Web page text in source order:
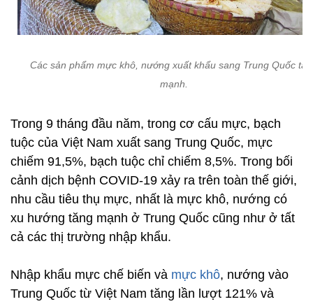
Các sản phẩm mực khô, nướng xuất khẩu sang Trung Quốc
mạnh.
Trong 9 tháng đầu năm, trong cơ cấu mực, bạch
tuộc của Việt Nam xuất sang Trung Quốc, mực
chiếm 91,5%, bạch tuộc chỉ chiếm 8,5%. Trong bối
cảnh dịch bệnh COVID-19 xảy ra trên toàn thế giới,
nhu cầu tiêu thụ mực, nhất là mực khô, nướng có
xu hướng tăng mạnh ở Trung Quốc cũng như ở tất
cả các thị trường nhập khẩu.
Nhập khẩu mực chế biến và mực khô, nướng vào
Trung Quốc từ Việt Nam tăng lần lượt 121% và